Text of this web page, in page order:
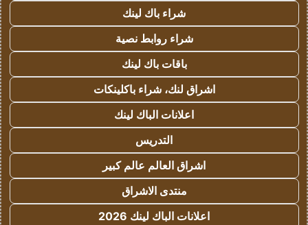
شراء باك لينك
شراء روابط نصية
باقات باك لينك
اشراق لنك، شراء باكلينكات
اعلانات الباك لينك
التدريس
اشراق العالم عالم كبير
منتدى الاشراق
اعلانات الباك لينك 2026